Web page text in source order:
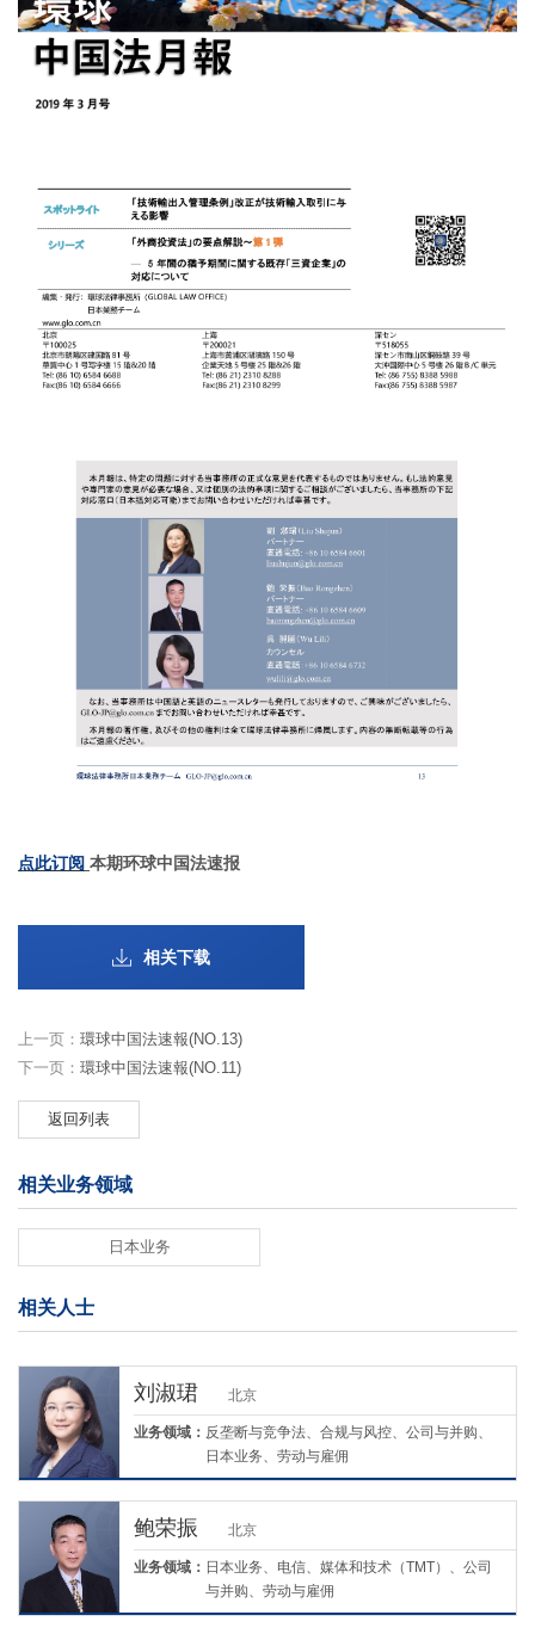
点此订阅 本期环球中国法速报
相关下载
上一页： 環球中国法速報(NO.13)
下一页： 環球中国法速報(NO.11)
返回列表
相关业务领域
日本业务
相关人士
刘淑珺 北京
业务领域： 反垄断与竞争法、合规与风控、公司与并购、
日本业务、劳动与雇佣
鲍荣振 北京
业务领域： 日本业务、电信、媒体和技术（TMT）、公司
与并购、劳动与雇佣